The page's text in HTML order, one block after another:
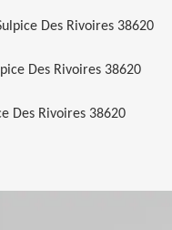
Des Rivoires 38620
Des Rivoires 38620
Des Rivoires 38620